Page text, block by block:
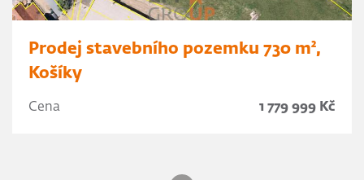
Prodej stavebního pozemku 730 m²,
Košíky
Cena 1 779 999 Kč